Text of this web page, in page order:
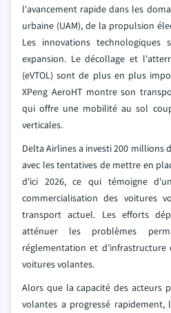
l'avancement rapide dans les
urbaine (UAM), de la propulsion
Les innovations
expansion. Le décollage et
(eVTOL) sont de plus en plus
XPeng AeroHT montre son
qui offre une mobilité au sol
verticales.
Delta Airlines a investi 200 millions
avec les tentatives de mettre en
d'ici 2026, ce qui témoigne
commercialisation des voitures
transport actuel. Les efforts
atténuer les problèmes
réglementation et
voitures volantes.
Alors que la capacité des acteurs
volantes a progressé